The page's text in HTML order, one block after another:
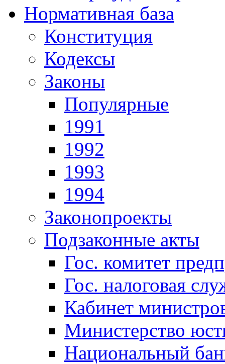
Нормативная база
Конституция
Кодексы
Законы
Популярные
1991
1992
1993
1994
Законопроекты
Подзаконные акты
Гос. комитет
Гос. налоговая
Кабинет
Министерство
Национальный